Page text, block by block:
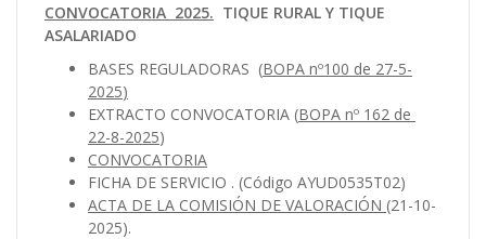
CONVOCATORIA 2025. TIQUE RURAL Y TIQUE
ASALARIADO
BASES REGULADORAS (BOPA nº100 de 27-5-
2025)
EXTRACTO CONVOCATORIA (BOPA nº 162 de
22-8-2025)
CONVOCATORIA
FICHA DE SERVICIO . (Código AYUD0535T02)
ACTA DE LA COMISIÓN DE VALORACIÓN (21-10-
2025).